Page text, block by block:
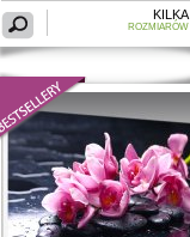
KILKA
ROZMIARÓW